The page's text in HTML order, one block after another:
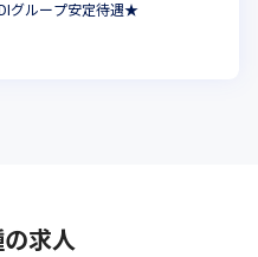
グループ安定待遇★
求人